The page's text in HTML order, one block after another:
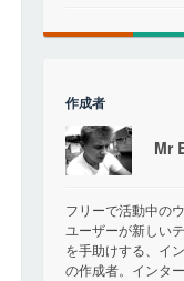
作成者
Mr
フリーで活動中の
ユーザーが新しい
を手助けする、イ
の作成者。インタ